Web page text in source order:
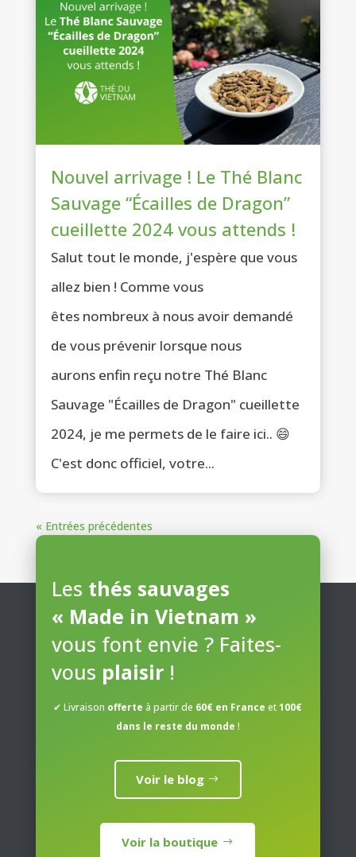
Nouvel arrivage ! Le Thé Blanc
Sauvage “Écailles de Dragon”
cueillette 2024 vous attends !
Salut tout le monde, j'espère que vous
allez bien ! Comme vous
êtes nombreux à nous avoir demandé
de vous prévenir lorsque nous
aurons enfin reçu notre Thé Blanc
Sauvage "Écailles de Dragon" cueillette
2024, je me permets de le faire ici.. 😄
C'est donc officiel, votre...
« Entrées précédentes
Les thés sauvages
« Made in Vietnam »
vous font envie ? Faites-
vous plaisir!
✔ Livraison offerte à partir de 60€ en France et100€
dans le reste du monde !
Voir le blog
Voir la boutique